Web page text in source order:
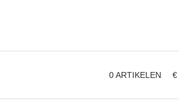
0ARTIKELEN €